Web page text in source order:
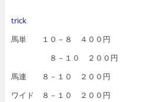
trick
馬単 １０－８ ４００円
８－１０ ２００円
馬連 ８－１０ ２００円
ワイド ８－１０ ２００円